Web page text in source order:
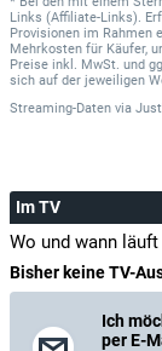
Links (Affiliate-Links).
Provisionen im Rahmen
Mehrkosten für Käufer,
Preise inkl. MwSt. und
sich auf der jeweiligen
Streaming-Daten via
Im TV
Wo und wann
Bisher keine TV-
Ich
per E-